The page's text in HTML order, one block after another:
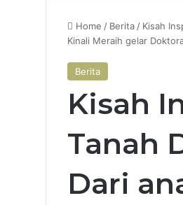
Home / Berita / Kisah
Kinali Meraih gelar
Berita
Kisah
Tanah
Dari